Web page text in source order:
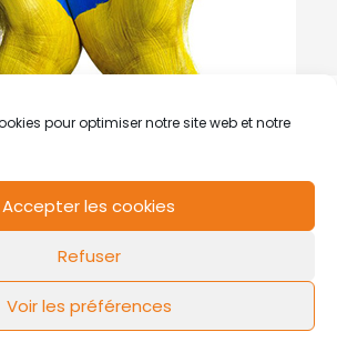
pour optimiser notre site web et notre
Accepter les cookies
Refuser
Voir les préférences
légales Politique de cookies
FLOW44